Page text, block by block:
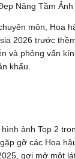
Nâng Tầm
môn, Hoa
2026 trước
và phỏng vấn
khấu.
ảnh Top 2
gỡ các Hoa
gợi mở một